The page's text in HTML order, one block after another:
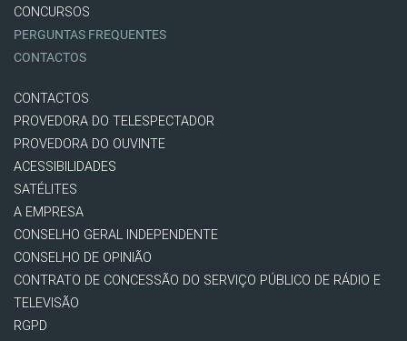
CONCURSOS
PERGUNTAS FREQUENTES
CONTACTOS
CONTACTOS
PROVEDORA DO TELESPECTADOR
PROVEDORA DO OUVINTE
ACESSIBILIDADES
SATÉLITES
A EMPRESA
CONSELHO GERAL INDEPENDENTE
CONSELHO DE OPINIÃO
CONTRATO DE CONCESSÃO DO SERVIÇO PÚBLICO DE RÁDIO E
TELEVISÃO
RGPD